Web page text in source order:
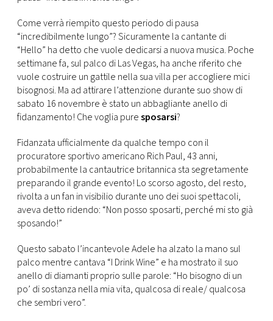
CONSIGLIA
Come verrà riempito questo periodo di pausa
“incredibilmente lungo”? Sicuramente la cantante di
“Hello” ha detto che vuole dedicarsi a nuova musica. Poche
settimane fa, sul palco di Las Vegas, ha anche riferito che
vuole costruire un gattile nella sua villa per accogliere mici
bisognosi. Ma ad attirare l’attenzione durante suo show di
sabato 16 novembre è stato un abbagliante anello di
fidanzamento! Che voglia puresposarsi?
Fidanzata ufficialmente da qualche tempo con il
procuratore sportivo americano Rich Paul, 43 anni,
probabilmente la cantautrice britannica sta segretamente
preparando il grande evento! Lo scorso agosto, del resto,
rivolta a un fan in visibilio durante uno dei suoi spettacoli,
aveva detto ridendo: “Non posso sposarti, perché mi sto già
sposando!”
Questo sabato l’incantevole Adele ha alzato la mano sul
palco mentre cantava “I Drink Wine” e ha mostrato il suo
anello di diamanti proprio sulle parole: “Ho bisogno di un
po’ di sostanza nella mia vita, qualcosa di reale/ qualcosa
che sembri vero”.